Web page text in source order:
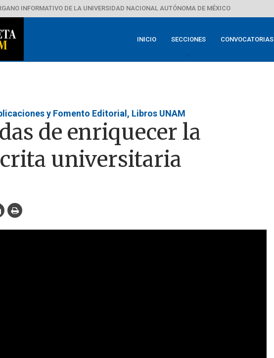
INFORMATIVO DE LA UNIVERSIDAD NACIONAL AUTÓNOMA DE MÉXICO
INICIO SECCIONES CONVOCATORIAS
y Fomento Editorial, Libros UNAM
de enriquecer la
universitaria